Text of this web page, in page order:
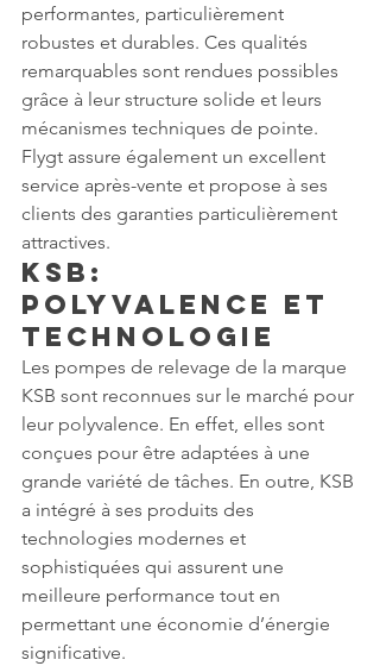
performantes, particulièrement
robustes et durables. Ces qualités
remarquables sont rendues possibles
grâce à leur structure solide et leurs
mécanismes techniques de pointe.
Flygt assure également un excellent
service après-vente et propose à ses
clients des garanties particulièrement
attractives.
KSB:
Polyvalence et
Technologie
Les pompes de relevage de la marque
KSB sont reconnues sur le marché pour
leur polyvalence. En effet, elles sont
conçues pour être adaptées à une
grande variété de tâches. En outre, KSB
a intégré à ses produits des
technologies modernes et
sophistiquées qui assurent une
meilleure performance tout en
permettant une économie d’énergie
significative.